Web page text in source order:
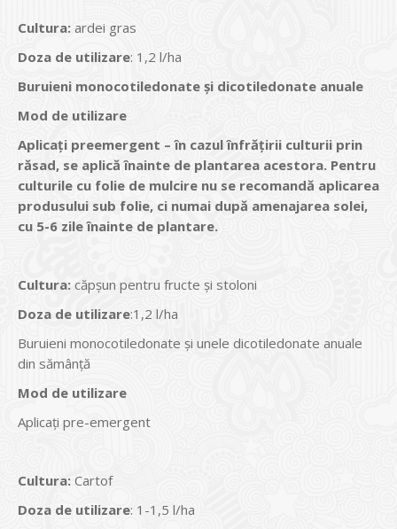
Cultura: ardei gras
Doza de utilizare: 1,2 l/ha
Buruieni monocotiledonate şi dicotiledonate anuale
Mod de utilizare
Aplicaţi preemergent – în cazul înfrățirii culturii prin
răsad, se aplică înainte de plantarea acestora. Pentru
culturile cu folie de mulcire nu se recomandă aplicarea
produsului sub folie, ci numai după amenajarea solei,
cu 5-6 zile înainte de plantare.
Cultura: căpșun pentru fructe și stoloni
Doza de utilizare:1,2 l/ha
Buruieni monocotiledonate și unele dicotiledonate anuale
din sămânță
Mod de utilizare
Aplicaţi pre-emergent
Cultura: Cartof
Doza de utilizare: 1-1,5 l/ha